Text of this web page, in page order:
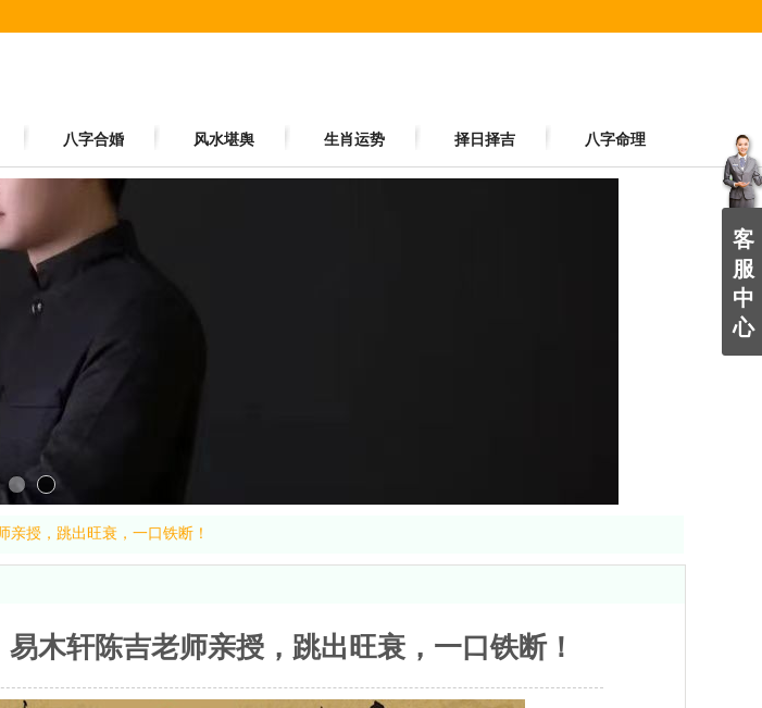
八字合婚 风水堪舆 生肖运势 择日择吉 八字命理
亲授，跳出旺衰，一口铁断！
木轩陈吉老师亲授，跳出旺衰，一口铁断！
客
服
中
心